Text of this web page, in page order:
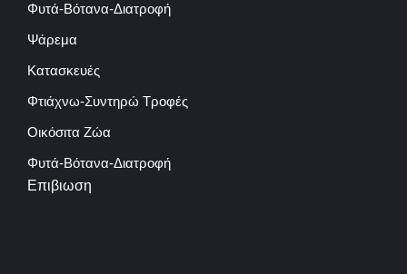
Φυτά-Βότανα-Διατροφή
Ψάρεμα
Κατασκευές
Φτιάχνω-Συντηρώ Τροφές
Οικόσιτα Ζώα
Φυτά-Βότανα-Διατροφή
Επιβιωση